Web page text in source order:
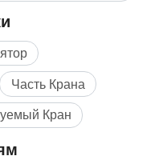
ремонту/пульт дистанционного управления
Часть Крана
Кран